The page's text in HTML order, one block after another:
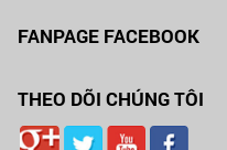
FANPAGE FACEBOOK
THEO DÕI CHÚNG TÔI